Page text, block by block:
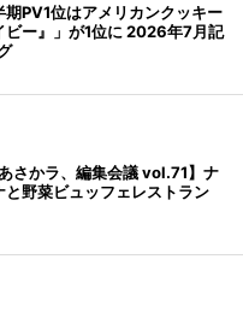
期PV1位はアメリカンクッキー
ビー』」が1位に 2026年7月記
さかラ、編集会議 vol.71】ナ
と野菜ビュッフェレストラン